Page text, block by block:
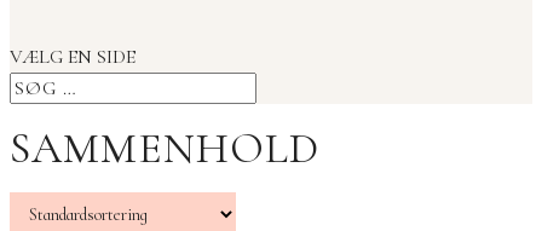
VÆLG EN SIDE
SAMMENHOLD